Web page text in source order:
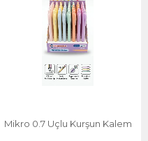
Mikro 0.7 Uçlu Kurşun Kalem